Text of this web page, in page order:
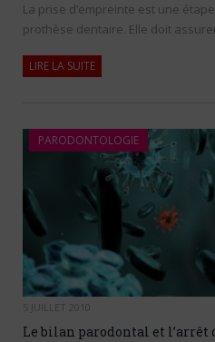
La prise d’empreinte est une
prothèse dentaire. Elle doit
LIRE LA SUITE
PARODONTOLOGIE
5 JUILLET 2010
Le bilan parodontal et l’arrêt